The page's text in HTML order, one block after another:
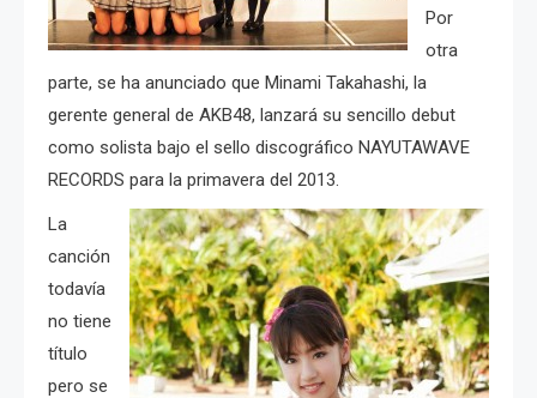
Por
otra
parte, se ha anunciado que Minami Takahashi, la
gerente general de AKB48, lanzará su sencillo debut
como solista bajo el sello discográfico NAYUTAWAVE
RECORDS para la primavera del 2013.
La
canción
todavía
no tiene
título
pero se